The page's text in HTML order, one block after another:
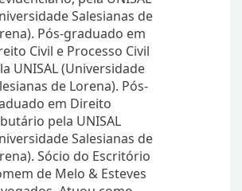
Salesianas de
Pós-graduado em
Civil e Processo Civil
UNISAL (Universidade
de Lorena). Pós-
em Direito
pela UNISAL
Salesianas de
Sócio do Escritório
de Melo & Esteves